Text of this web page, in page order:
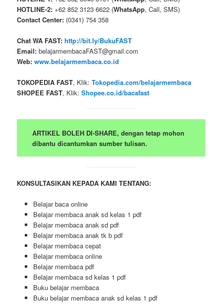
HOTLINE-2: +62 852 3123 6622 (WhatsApp, Call, SMS)
Contact Center: (0341) 754 358
Chat WA FAST: http://bit.ly/BukuFAST
Email: belajarmembacaFAST@gmail.com
Web: www.belajarmembaca.co.id
TOKOPEDIA FAST, Klik:Tokopedia.com/belajarmembaca
SHOPEE FAST, Klik:Shopee.co.id/bacafast
ARTIKEL BOLEH DI-SHARE, dengan tetap mohon
dibantu dicantumkan sumber tulisan.
KONSULTASIKAN KEPADA KAMI TENTANG:
Belajar baca online
Belajar membaca anak sd kelas 1 pdf
Belajar membaca anak sd pdf
Belajar membaca anak tk b pdf
Belajar membaca cepat
Belajar membaca online
Belajar membaca pdf
Belajar membaca sd kelas 1 pdf
Buku belajar membaca
Buku belajar membaca anak sd kelas 1 pdf